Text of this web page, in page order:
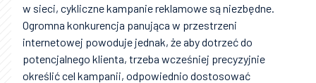
w sieci, cykliczne kampanie reklamowe są niezbędne.
Ogromna konkurencja panująca w przestrzeni
internetowej powoduje jednak, że aby dotrzeć do
potencjalnego klienta, trzeba wcześniej precyzyjnie
określić cel kampanii, odpowiednio dostosować